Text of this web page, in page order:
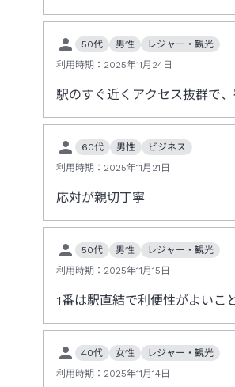
50代 男性
レジャー・観光
利用時期： 2025年11月24日
駅のすぐ近くアクセス抜群で
60代 男性
ビジネス
利用時期： 2025年11月21日
応対が親切丁寧
50代 男性
レジャー・観光
利用時期： 2025年11月15日
1番は駅直結で利便性がよいこ
40代 女性
レジャー・観光
利用時期： 2025年11月14日